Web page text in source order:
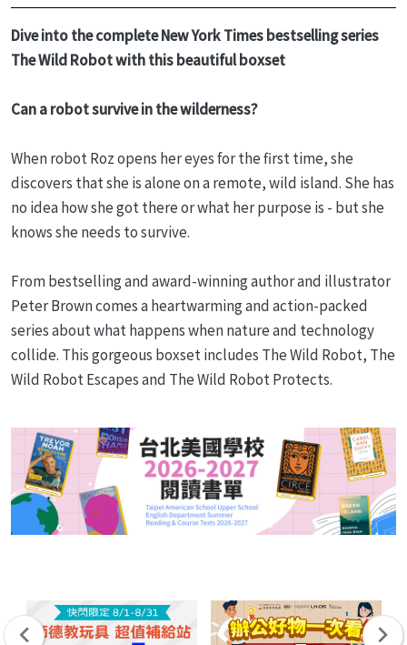
Dive into the complete New York Times bestselling series
The Wild Robot with this beautiful boxset
Can a robot survive in the wilderness?
When robot Roz opens her eyes for the first time, she
discovers that she is alone on a remote, wild island. She has
no idea how she got there or what her purpose is - but she
knows she needs to survive.
From bestselling and award-winning author and illustrator
Peter Brown comes a heartwarming and action-packed
series about what happens when nature and technology
collide. This gorgeous boxset includes The Wild Robot, The
Wild Robot Escapes and The Wild Robot Protects.